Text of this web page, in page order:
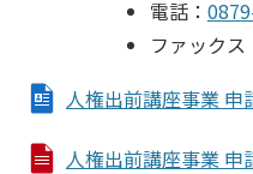
電話：
ファックス
人権出前講座事業
人権出前講座事業 申